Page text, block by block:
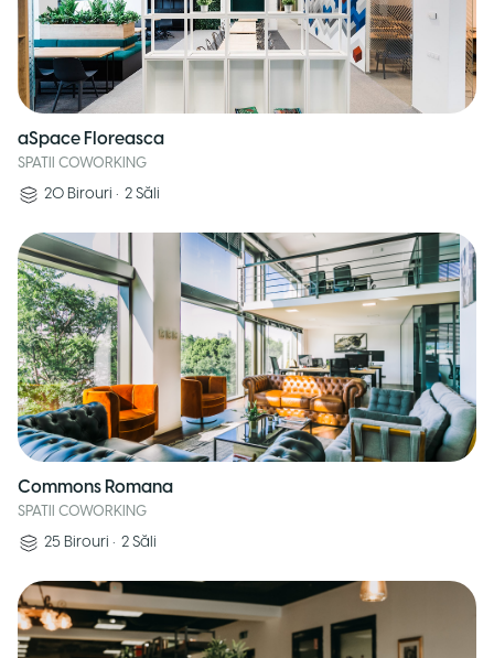
aSpace Floreasca
SPATII COWORKING
20 Birouri • 2 Săli
Commons Romana
SPATII COWORKING
25 Birouri • 2 Săli